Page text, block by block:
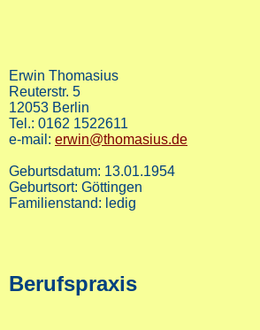
Erwin Thomasius
Reuterstr. 5
12053 Berlin
Tel.: 0162 1522611
e-mail: erwin@thomasius.de
Geburtsdatum: 13.01.1954
Geburtsort: Göttingen
Familienstand: ledig
Berufspraxis